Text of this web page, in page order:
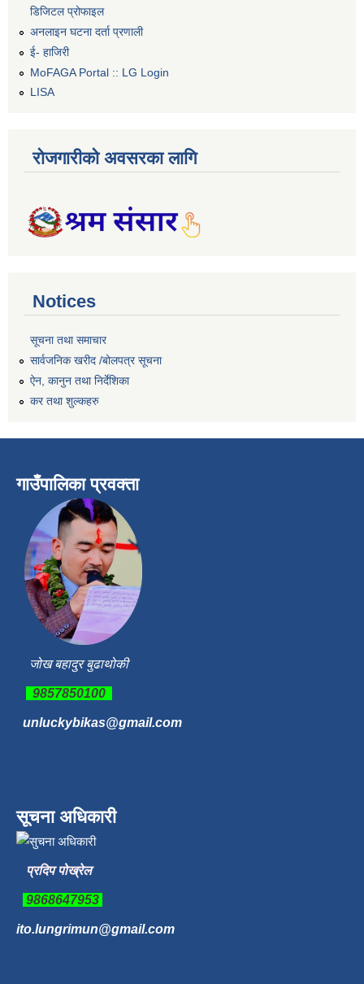
डिजिटल प्रोफाइल
अनलाइन घटना दर्ता प्रणाली
ई- हाजिरी
MoFAGA Portal :: LG Login
LISA
रोजगारीको अवसरका लागि
Notices
सूचना तथा समाचार
सार्वजनिक खरीद /बोलपत्र सूचना
ऐन, कानुन तथा निर्देशिका
कर तथा शुल्कहरु
गाउँपालिका प्रवक्ता
जोख बहादुर बुढाथोकी
9857850100
unluckybikas@gmail.com
सूचना अधिकारी
प्रदिप पोख्रेल
9868647953
ito.lungrimun@gmail.com